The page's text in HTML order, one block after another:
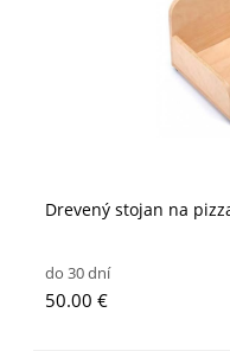
Drevený stojan na
do 30 dní
50.00 €